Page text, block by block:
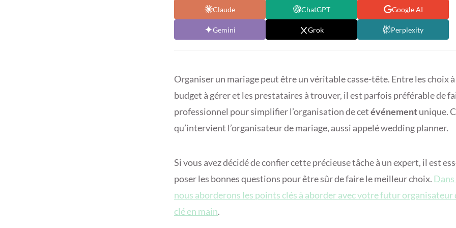
Claude ChatGPT Google AI
Gemini Grok Perplexity
Organiser un mariage peut être un véritable casse-tête. Entre les choix
budget à gérer et les prestataires à trouver, il est parfois préférable de
professionnel pour simplifier l’organisation de cetévénementunique.
qu’intervient l’organisateur de mariage, aussi appelé wedding planner.
Si vous avez décidé de confier cette précieuse tâche à un expert, il est
poser les bonnes questions pour être sûr de faire le meilleur choix.
nous aborderons les points clés à aborder avec votre futur organisateur
clé en main.